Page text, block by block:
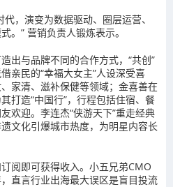
，演变为数据驱动、圈层运营、
。” 营销负责人锻炼表示。
出与品牌不同的合作方式，“共创”
亲民的“幸福大女主”人设深受喜
家清、滋补保健等领域；金喜善在
打造“中国行”，行程包括住宿、餐
欢迎。李连杰“侠游天下”重走经典
文化引爆城市热度，为明星内容长
阅即可获得收入。小五兄弟CMO
直言行业出海最大误区是盲目投流